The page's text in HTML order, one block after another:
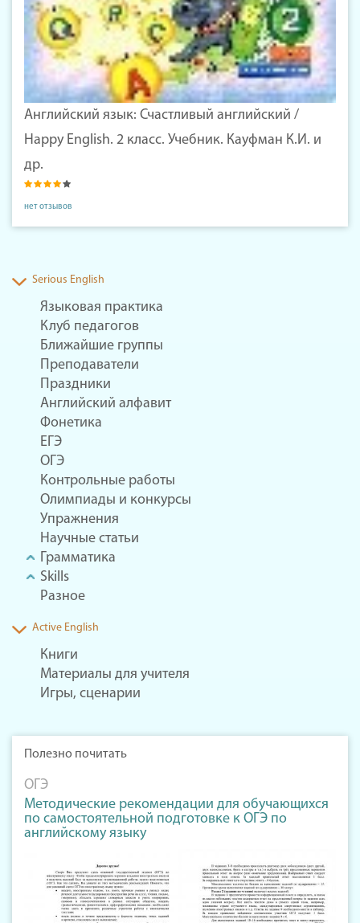
Английский язык: Счастливый английский /
Happy English. 2 класс. Учебник. Кауфман К.И. и
др.
нет отзывов
Serious English
Языковая практика
Клуб педагогов
Ближайшие группы
Преподаватели
Праздники
Английский алфавит
Фонетика
ЕГЭ
ОГЭ
Контрольные работы
Олимпиады и конкурсы
Упражнения
Научные статьи
Грамматика
Skills
Разное
Active English
Книги
Материалы для учителя
Игры, сценарии
Полезно почитать
ОГЭ
Методические рекомендации для обучающихся
по самостоятельной подготовке к ОГЭ по
английскому языку